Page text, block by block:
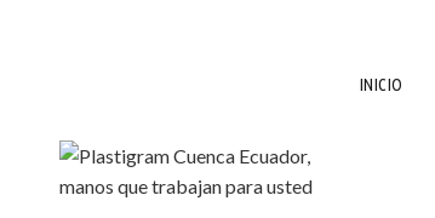
INICIO